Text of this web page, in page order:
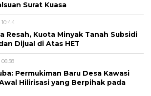
Surat Kuasa
10:44
Resah, Kuota Minyak Tanah Subsidi
Dijual di Atas HET
Permukiman Baru Desa Kawasi
Hilirisasi yang Berpihak pada